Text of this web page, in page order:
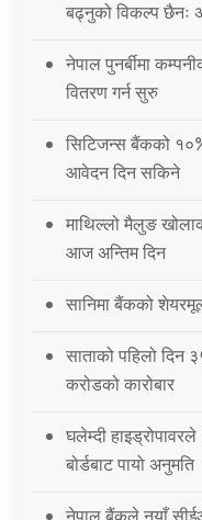
बढ्नुको विकल्प छैनः
नेपाल पुनर्बीमा
वितरण गर्न सुरु
सिटिजन्स बैंकको
आवेदन दिन सकिने
माथिल्लो मैलुङ
आज अन्तिम दिन
सानिमा बैंकको
साताको पहिलो
करोडको कारोबार
घलेम्दी
बोर्डबाट पायो अनुमति